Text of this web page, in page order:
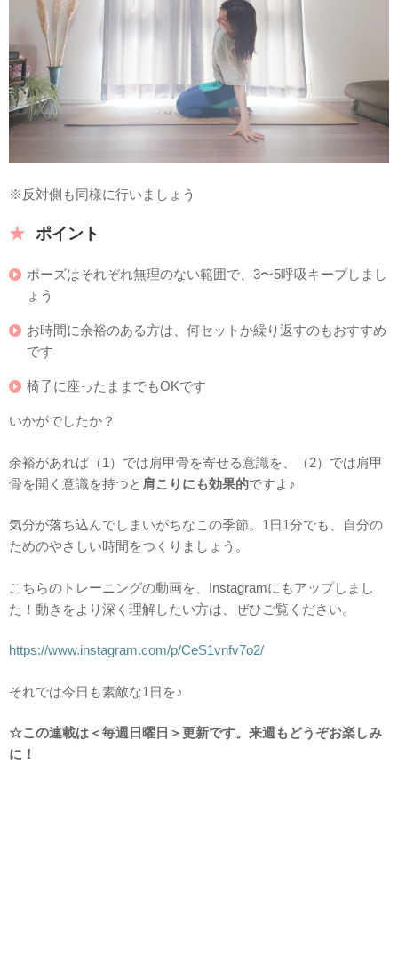
※反対側も同様に行いましょう
ポイント
ポーズはそれぞれ無理のない範囲で、3〜5呼吸キープしまし
ょう
お時間に余裕のある方は、何セットか繰り返すのもおすすめ
です
椅子に座ったままでもOKです
いかがでしたか？
余裕があれば（1）では肩甲骨を寄せる意識を、（2）では肩甲
骨を開く意識を持つと 肩こりにも効果的ですよ♪
気分が落ち込んでしまいがちなこの季節。1日1分でも、自分の
ためのやさしい時間をつくりましょう。
こちらのトレーニングの動画を、Instagramにもアップしまし
た！動きをより深く理解したい方は、ぜひご覧ください。
https://www.instagram.com/p/CeS1vnfv7o2/
それでは今日も素敵な1日を♪
☆この連載は＜毎週日曜日＞更新です。来週もどうぞお楽しみ
に！